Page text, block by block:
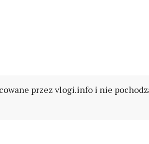
przez vlogi.info i nie